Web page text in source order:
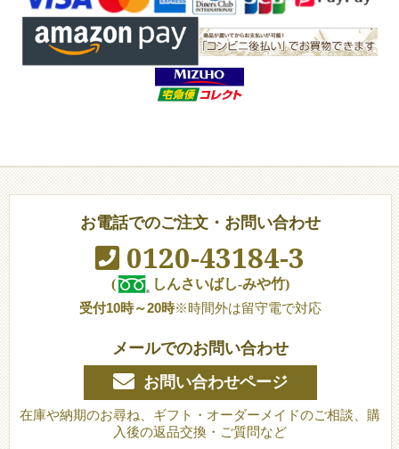
お電話でのご注文・お問い合わせ
0120-43184-3
(
しんさいばし-みや竹)
受付10時～20時※時間外は留守電で対応
メールでのお問い合わせ
お問い合わせページ
在庫や納期のお尋ね、ギフト・オーダーメイドのご相談、購
入後の返品交換・ご質問など